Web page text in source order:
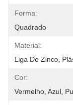
Forma:
Quadrado
Material:
Liga De Zinco,
Cor:
Vermelho, Azul,